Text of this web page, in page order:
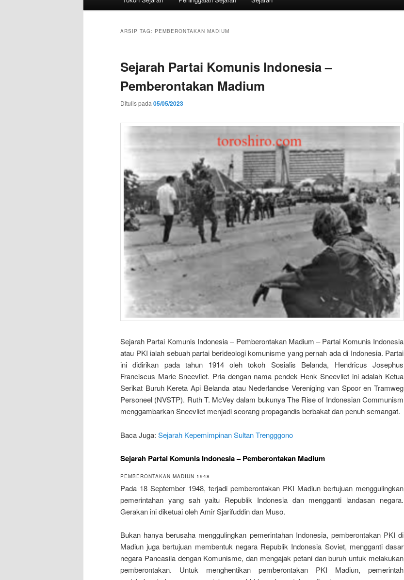
ARSIP TAG: PEMBERONTAKAN MADIUM
Sejarah Partai Komunis Indonesia –
Pemberontakan Madium
Ditulis pada 05/05/2023
Sejarah Partai Komunis Indonesia – Pemberontakan Madium – Partai Komunis Indonesia
atau PKI ialah sebuah partai berideologi komunisme yang pernah ada di Indonesia. Partai
ini didirikan pada tahun 1914 oleh tokoh Sosialis Belanda, Hendricus Josephus
Franciscus Marie Sneevliet. Pria dengan nama pendek Henk Sneevliet ini adalah Ketua
Serikat Buruh Kereta Api Belanda atau Nederlandse Vereniging van Spoor en Tramweg
Personeel (NVSTP). Ruth T. McVey dalam bukunya The Rise of Indonesian Communism
menggambarkan Sneevliet menjadi seorang propagandis berbakat dan penuh semangat.
Baca Juga: Sejarah Kepemimpinan Sultan Trengggono
Sejarah Partai Komunis Indonesia – Pemberontakan Madium
PEMBERONTAKAN MADIUN 1948
Pada 18 September 1948, terjadi pemberontakan PKI Madiun bertujuan menggulingkan
pemerintahan yang sah yaitu Republik Indonesia dan mengganti landasan negara.
Gerakan ini diketuai oleh Amir Sjarifuddin dan Muso.
Bukan hanya berusaha menggulingkan pemerintahan Indonesia, pemberontakan PKI di
Madiun juga bertujuan membentuk negara Republik Indonesia Soviet, mengganti dasar
negara Pancasila dengan Komunisme, dan mengajak petani dan buruh untuk melakukan
pemberontakan. Untuk menghentikan pemberontakan PKI Madiun, pemerintah